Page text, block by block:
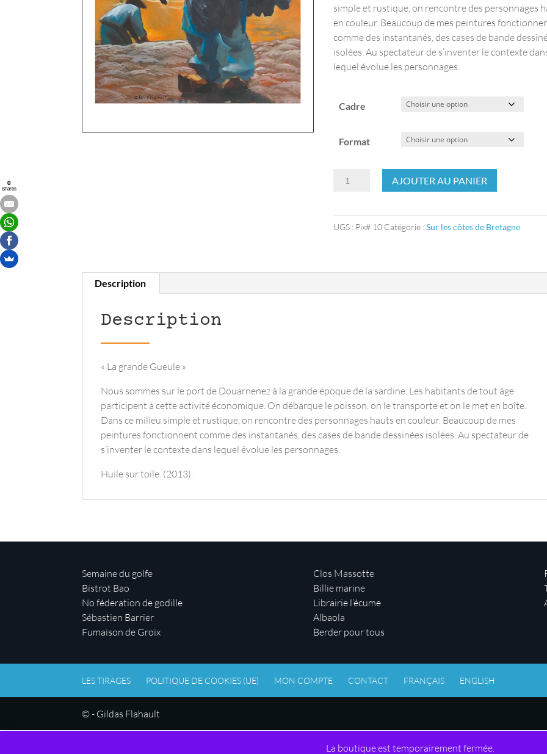
La boutique est temporairement fermée.
simple et rustique, on rencontre des personnages
en couleur. Beaucoup de mes peintures
comme des instantanés, des cases de bande
isolées. Au spectateur de s’inventer le contexte
lequel évolue les personnages.
Cadre
Format
quantité
grande
AJOUTER AU PANIER
UGS : Pix# 10 Catégorie :Sur les côtes de Bretagne
Description
Description
« La grande Gueule »
Nous sommes sur le port de Douarnenez à la grande époque de la sardine. Les habitants de tout âge
participent à cette activité économique. On débarque le poisson, on le transporte et on le met en boîte.
Dans ce milieu simple et rustique, on rencontre des personnages hauts en couleur. Beaucoup de mes
peintures fonctionnent comme des instantanés, des cases de bande dessinées isolées. Au spectateur de
s’inventer le contexte dans lequel évolue les personnages.
Huile sur toile. (2013).
Semaine du golfe
Bistrot Bao
No féderation de godille
Sébastien Barrier
Fumaison de Groix
Clos Massotte
Billie marine
Librairie l’écume
Albaola
Berder pour tous
LES TIRAGES POLITIQUE DE COOKIES (UE) MON COMPTE CONTACT FRANÇAIS ENGLISH
© - Gildas Flahault
0
Shares